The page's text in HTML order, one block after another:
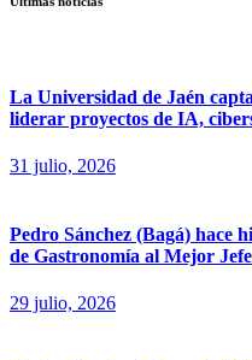
La Universidad de Jaén
liderar proyectos de IA,
31 julio, 2026
Pedro Sánchez (Bagá) hace
de Gastronomía al Mejor
29 julio, 2026